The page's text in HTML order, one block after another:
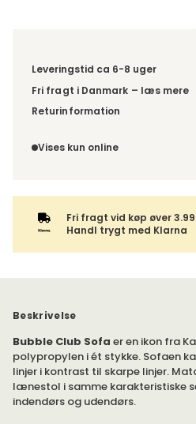
Leveringstid ca 6-8 uger
Fri fragt i Danmark – læs mere
Denne vare sendes til et
ønsker at få din levering sendt til.
leveres til et udleveringssted
med samme leveringsmetode.
Returinformation
fortrydelsesret.
Vises kun online
Fri fragt vid køp øver
Handl trygt med Klarna
Beskrivelse
Bubble Club Sofa er en ikon fra
polypropylen i ét stykke. Sofaen
linjer i kontrast til skarpe linjer.
lænestol i samme karakteristiske
indendørs og udendørs.